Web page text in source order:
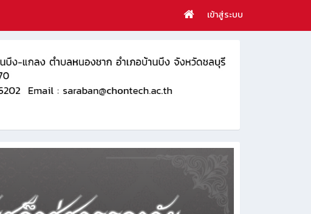
เข้าสู่ระบบ